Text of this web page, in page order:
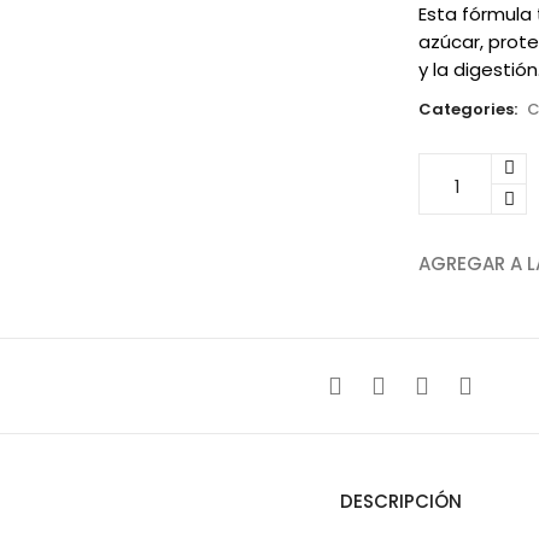
Esta fórmula
azúcar,
y la digestión.
Categories:
Colágeno
Hidrolizado
quantity
AGREGAR A
DESCRIPCIÓN